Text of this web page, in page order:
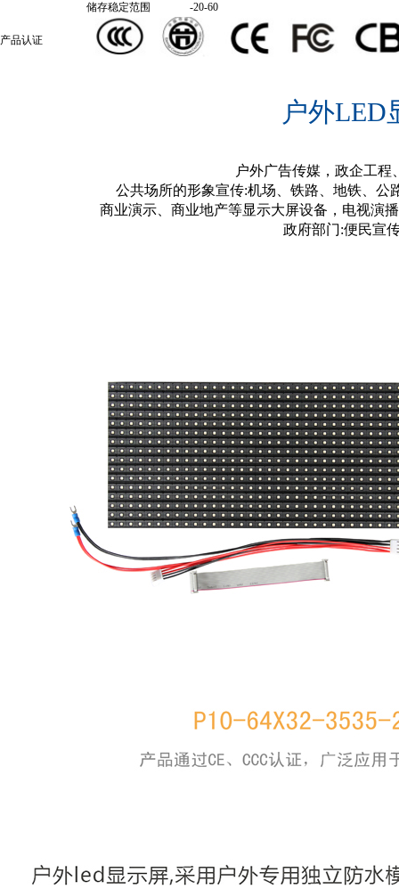
储存稳定范围
-20-60
产品认证
户外LED
户外广告传媒，政企工
公共场所的形象宣传:机场、铁路、地铁、公
商业演示、商业地产等显示大屏设备，电视演
政府部门:便民宣